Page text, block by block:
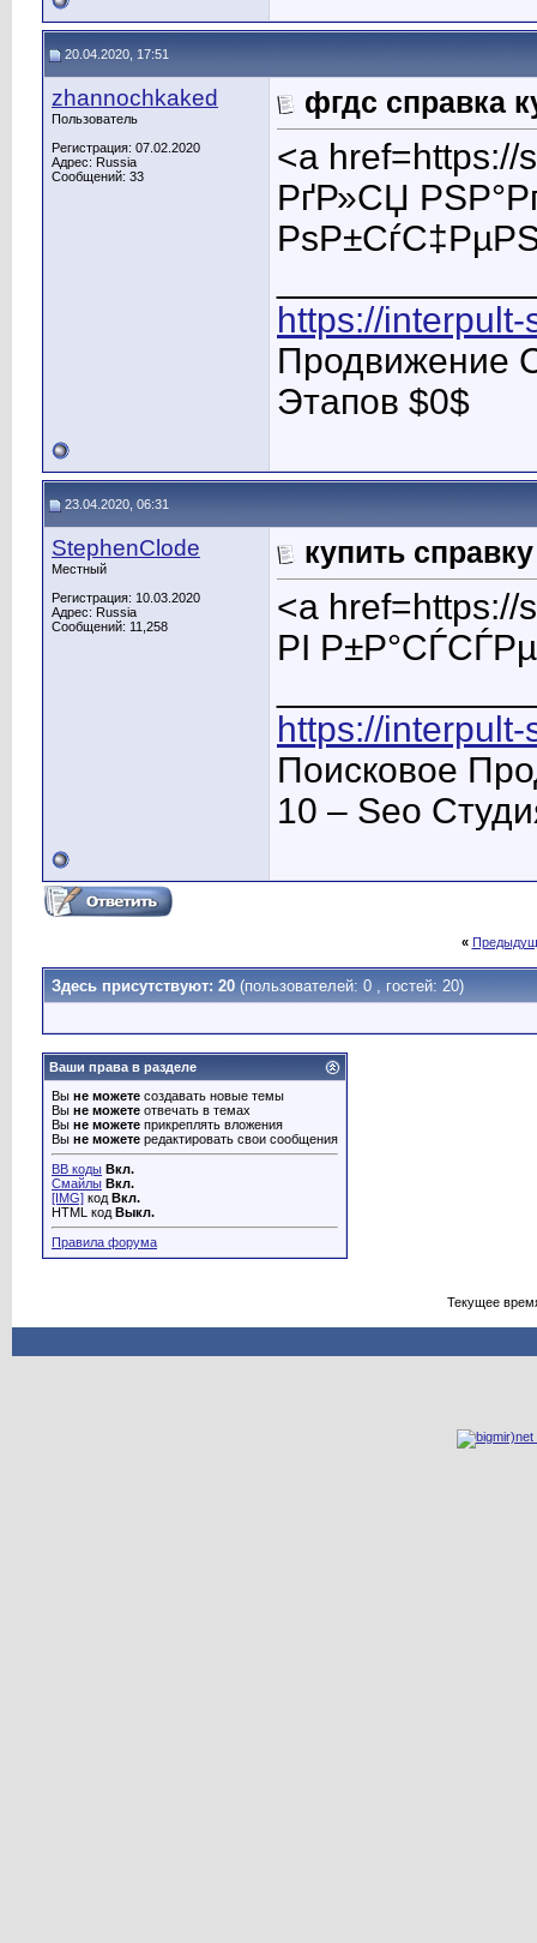
20.04.2020, 17:51
zhannochkaked
Пользователь
Регистрация: 07.02.2020
Адрес: Russia
Сообщений: 33
фгдс справка
<a href=https://
РґР»СЏ
https://
Продвижение
Этапов $0$
23.04.2020, 06:31
StephenClode
Местный
Регистрация: 10.03.2020
Адрес: Russia
Сообщений: 11,258
купить справку
<a href=https://
РІ
https://
Поисковое
10 – Seo
«
Здесь присутствуют: 20 (пользователей: 0 , гостей: 20)
Ваши права в разделе
Вы не можете создавать новые темы
Вы не можете отвечать в темах
Вы не можете прикреплять вложения
Вы не можете редактировать свои сообщения
BB коды Вкл.
Смайлы Вкл.
[IMG] код Вкл.
HTML код Выкл.
Правила форума
Текущее